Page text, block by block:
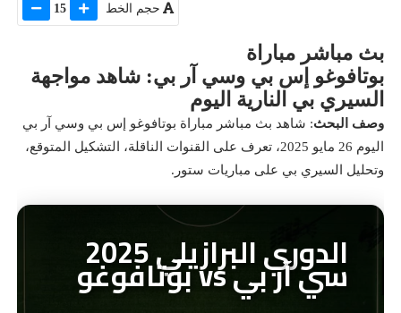
حجم الخط 15
بث مباشر مباراة
بوتافوغو إس بي وسي آر بي: شاهد مواجهة
السيري بي النارية اليوم
وصف البحث: شاهد بث مباشر مباراة بوتافوغو إس بي وسي آر بي
اليوم 26 مايو 2025، تعرف على القنوات الناقلة، التشكيل المتوقع،
وتحليل السيري بي على مباريات ستور.
الدوري البرازيلي 2025
سي آر بي vs بوتافوغو